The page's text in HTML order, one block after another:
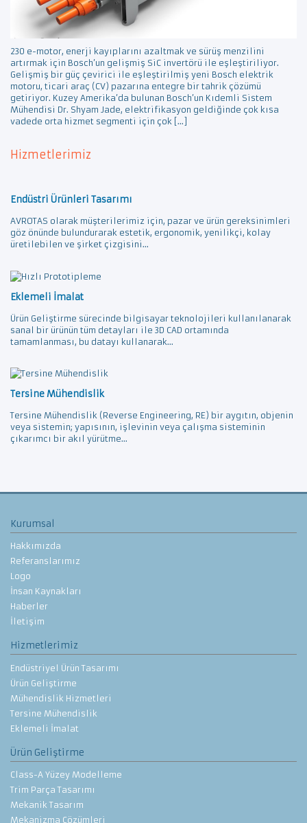
230 e-motor, enerji kayıplarını azaltmak ve sürüş menzilini
artırmak için Bosch’un gelişmiş SiC invertörü ile eşleştiriliyor.
Gelişmiş bir güç çevirici ile eşleştirilmiş yeni Bosch elektrik
motoru, ticari araç (CV) pazarına entegre bir tahrik çözümü
getiriyor. Kuzey Amerika’da bulunan Bosch’un Kıdemli Sistem
Mühendisi Dr. Shyam Jade, elektrifikasyon geldiğinde çok kısa
vadede orta hizmet segmenti için çok […]
Hizmetlerimiz
Endüstri Ürünleri Tasarımı
AVROTAS olarak müşterilerimiz için, pazar ve ürün gereksinimleri
göz önünde bulundurarak estetik, ergonomik, yenilikçi, kolay
üretilebilen ve şirket çizgisini...
Eklemeli İmalat
Ürün Geliştirme sürecinde bilgisayar teknolojileri kullanılanarak
sanal bir ürünün tüm detayları ile 3D CAD ortamında
tamamlanması, bu datayı kullanarak...
Tersine Mühendislik
Tersine Mühendislik (Reverse Engineering, RE) bir aygıtın, objenin
veya sistemin; yapısının, işlevinin veya çalışma sisteminin
çıkarımcı bir akıl yürütme...
Kurumsal
Hakkımızda
Referanslarımız
Logo
İnsan Kaynakları
Haberler
İletişim
Hizmetlerimiz
Endüstriyel Ürün Tasarımı
Ürün Geliştirme
Mühendislik Hizmetleri
Tersine Mühendislik
Eklemeli İmalat
Ürün Geliştirme
Class-A Yüzey Modelleme
Trim Parça Tasarımı
Mekanik Tasarım
Mekanizma Çözümleri